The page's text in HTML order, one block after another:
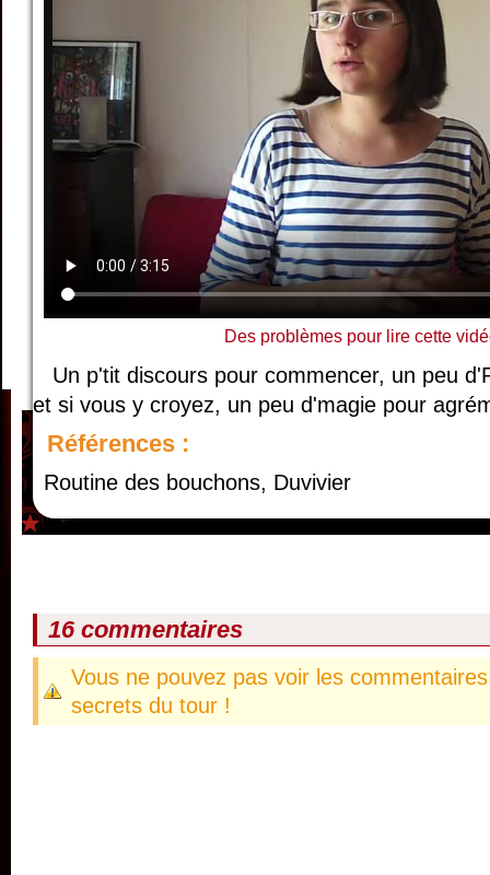
Des problèmes pour lire cette
Un p'tit discours pour commencer, un peu
et si vous y croyez, un peu d'magie pour
Références :
Routine des bouchons, Duvivier
16 commentaires
Vous ne pouvez pas voir les
secrets du tour !